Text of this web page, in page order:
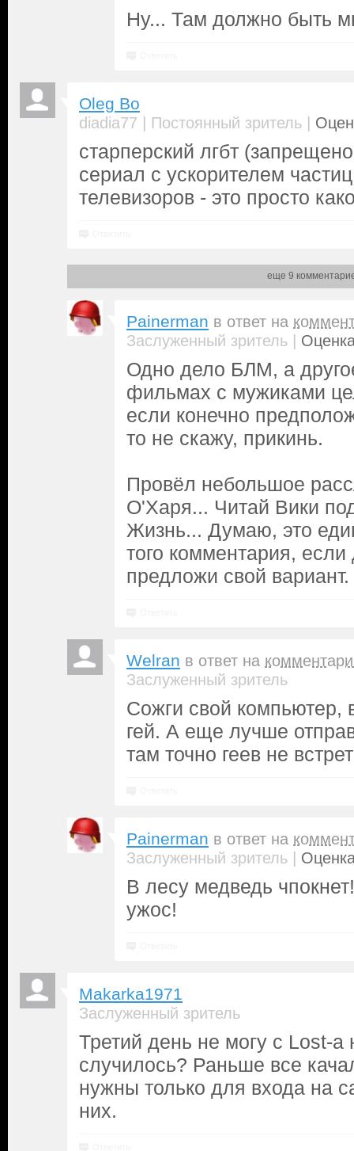
Ну... Там должно быть
Oleg Bo
diadia77 | Постоянный зритель |
старперский лгбт
сериал с ускорителем
телевизоров - это просто
еще 9
Painerman в ответ на
Заслуженный зритель |
Одно дело БЛМ, а
фильмах с мужиками
если конечно
то не скажу, прикинь.
Провёл небольшое
О'Харя... Читай Вики
Жизнь... Думаю, это
того комментария,
предложи свой вариант.
Welran в ответ на
Заслуженный зритель
Сожги свой компьютер,
гей. А еще лучше
там точно геев не
Painerman в ответ на
Заслуженный зритель |
В лесу медведь
ужос!
Makarka1971
Заслуженный зритель
Третий день не могу с Lost-а
случилось? Раньше все
нужны только для входа на
них.